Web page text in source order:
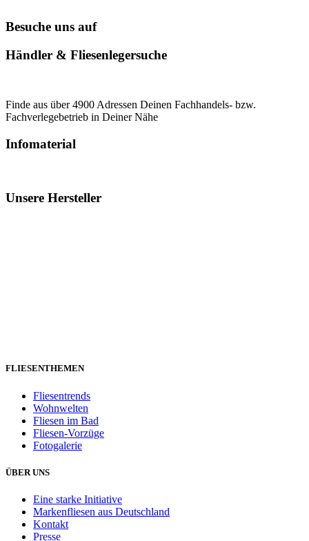
Besuche uns auf
Händler & Fliesenlegersuche
Finde aus über 4900 Adressen Deinen Fachhandels- bzw.
Fachverlegebetrieb in Deiner Nähe
Infomaterial
Unsere Hersteller
FLIESENTHEMEN
Fliesentrends
Wohnwelten
Fliesen im Bad
Fliesen-Vorzüge
Fotogalerie
ÜBER UNS
Eine starke Initiative
Markenfliesen aus Deutschland
Kontakt
Presse